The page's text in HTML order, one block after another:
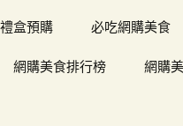
盒預購 必吃網購美食
網購美食排行榜 網購